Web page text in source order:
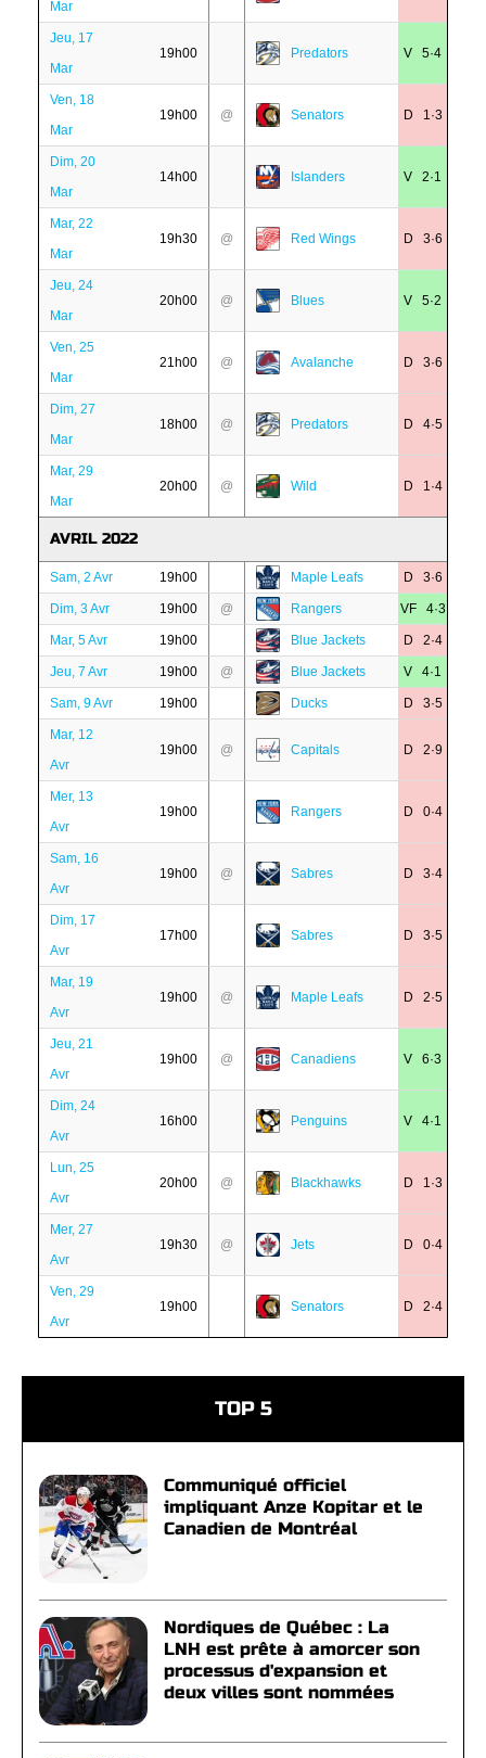
Mar
Jeu, 17
Mar
19h00 Predators V 5·4
Ven, 18
Mar
19h00 @ Senators D 1·3
Dim, 20
Mar
14h00 Islanders V 2·1
Mar, 22
Mar
19h30 @ Red Wings D 3·6
Jeu, 24
Mar
20h00 @ Blues V 5·2
Ven, 25
Mar
21h00 @ Avalanche D 3·6
Dim, 27
Mar
18h00 @ Predators D 4·5
Mar, 29
Mar
20h00 @ Wild D 1·4
AVRIL 2022
Sam, 2 Avr 19h00 Maple Leafs D 3·6
Dim, 3 Avr 19h00 @ Rangers VF 4·3
Mar, 5 Avr 19h00 Blue Jackets D 2·4
Jeu, 7 Avr 19h00 @ Blue Jackets V 4·1
Sam, 9 Avr 19h00 Ducks D 3·5
Mar, 12
Avr
19h00 @ Capitals D 2·9
Mer, 13
Avr
19h00 Rangers D 0·4
Sam, 16
Avr
19h00 @ Sabres D 3·4
Dim, 17
Avr
17h00 Sabres D 3·5
Mar, 19
Avr
19h00 @ Maple Leafs D 2·5
Jeu, 21
Avr
19h00 @ Canadiens V 6·3
Dim, 24
Avr
16h00 Penguins V 4·1
Lun, 25
Avr
20h00 @ Blackhawks D 1·3
Mer, 27
Avr
19h30 @ Jets D 0·4
Ven, 29
Avr
19h00 Senators D 2·4
TOP 5
Communiqué officiel
impliquant Anze Kopitar et le
Canadien de Montréal
Nordiques de Québec : La
LNH est prête à amorcer son
processus d'expansion et
deux villes sont nommées